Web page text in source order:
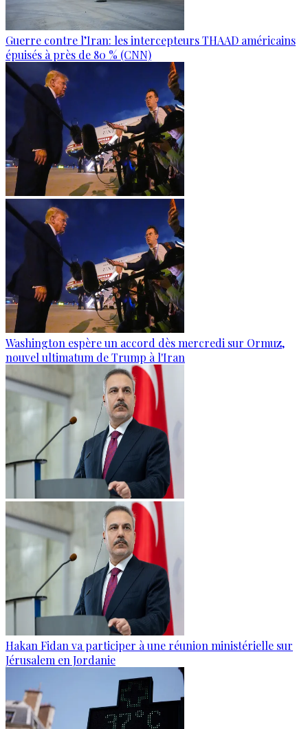
Guerre contre l’Iran: les intercepteurs THAAD américains
épuisés à près de 80 % (CNN)
Washington espère un accord dès mercredi sur Ormuz,
nouvel ultimatum de Trump à l'Iran
Hakan Fidan va participer à une réunion ministérielle sur
Jérusalem en Jordanie